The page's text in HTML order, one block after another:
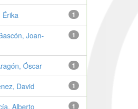
1
Érika
1
Joan-
1
Óscar
1
David
1
Alberto